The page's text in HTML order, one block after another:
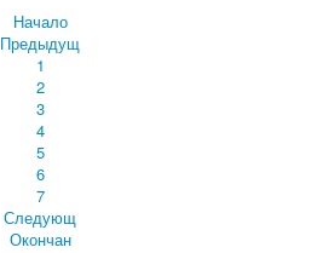
Начало
Предыдущ
1
2
3
4
5
6
7
Следующ
Окончан